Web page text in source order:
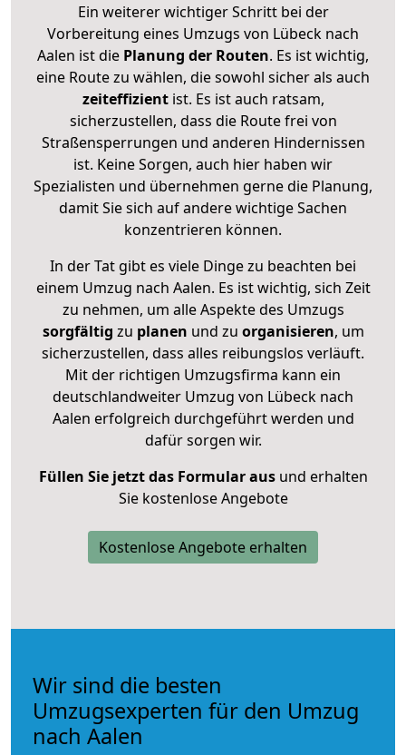
Ein weiterer wichtiger Schritt bei der
Vorbereitung eines Umzugs von Lübeck nach
Aalen ist die Planung der Routen. Es ist wichtig,
eine Route zu wählen, die sowohl sicher als auch
zeiteffizientist. Es ist auch ratsam,
sicherzustellen, dass die Route frei von
Straßensperrungen und anderen Hindernissen
ist. Keine Sorgen, auch hier haben wir
Spezialisten und übernehmen gerne die Planung,
damit Sie sich auf andere wichtige Sachen
konzentrieren können.
In der Tat gibt es viele Dinge zu beachten bei
einem Umzug nach Aalen. Es ist wichtig, sich Zeit
zu nehmen, um alle Aspekte des Umzugs
sorgfältig zu planen und zu organisieren, um
sicherzustellen, dass alles reibungslos verläuft.
Mit der richtigen Umzugsfirma kann ein
deutschlandweiter Umzug von Lübeck nach
Aalen erfolgreich durchgeführt werden und
dafür sorgen wir.
Füllen Sie jetzt das Formular ausund erhalten
Sie kostenlose Angebote
Kostenlose Angebote erhalten
Wir sind die besten
Umzugsexperten für den Umzug
nach Aalen